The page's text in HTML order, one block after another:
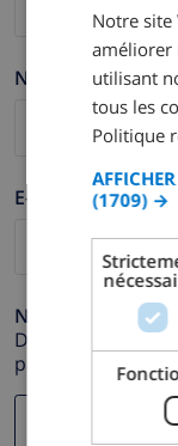
Nom de famille *
E-mail *
Numéro de
Dans le cas où
pas correctement.
Notre site
améliorer
utilisant
tous les
Politique
(1709) →